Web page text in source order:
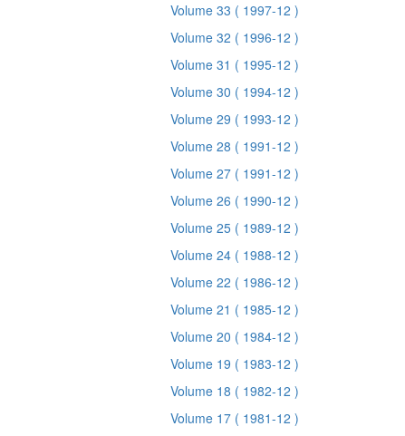
Volume 33 ( 1997-12 )
Volume 32 ( 1996-12 )
Volume 31 ( 1995-12 )
Volume 30 ( 1994-12 )
Volume 29 ( 1993-12 )
Volume 28 ( 1991-12 )
Volume 27 ( 1991-12 )
Volume 26 ( 1990-12 )
Volume 25 ( 1989-12 )
Volume 24 ( 1988-12 )
Volume 22 ( 1986-12 )
Volume 21 ( 1985-12 )
Volume 20 ( 1984-12 )
Volume 19 ( 1983-12 )
Volume 18 ( 1982-12 )
Volume 17 ( 1981-12 )